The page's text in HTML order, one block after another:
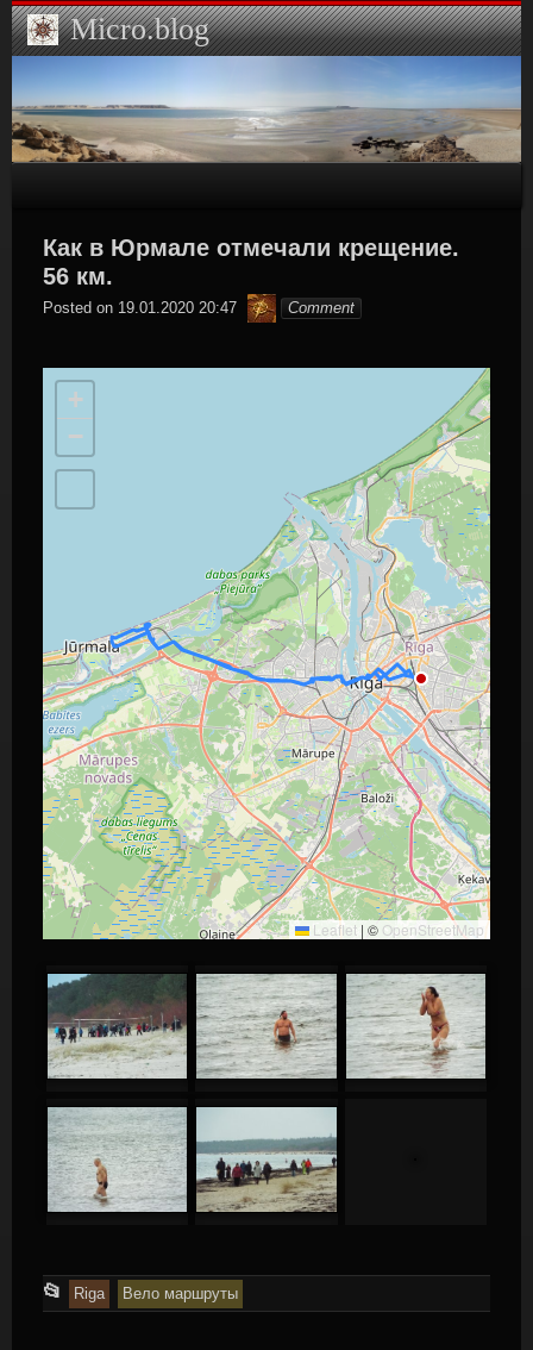
Skip
to
content
Micro.blog
Как в Юрмале отмечали крещение.
56 км.
Posted on 19.01.2020 20:47 Hamilton
Comment
+
−
Leaflet | © OpenStreetMap
📂
This
Riga Вело маршруты